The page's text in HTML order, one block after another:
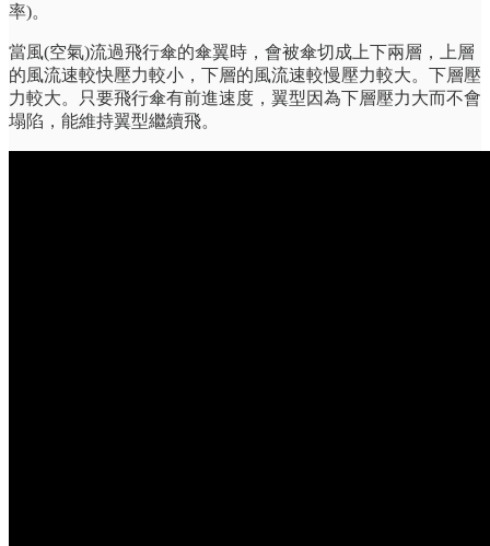
率)。
當風(空氣)流過飛行傘的傘翼時，會被傘切成上下兩層，上層
的風流速較快壓力較小，下層的風流速較慢壓力較大。下層壓
力較大。只要飛行傘有前進速度，翼型因為下層壓力大而不會
塌陷，能維持翼型繼續飛。